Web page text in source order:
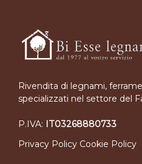
Rivendita di legnami,
specializzati nel settore del
P.IVA: IT03268880733
Privacy Policy Cookie Policy